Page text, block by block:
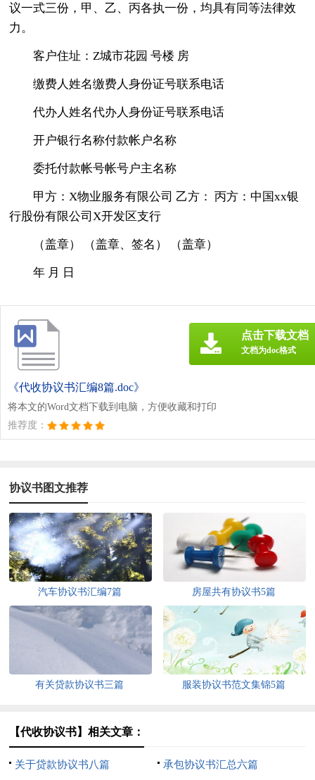
议一式三份，甲、乙、丙各执一份，均具有同等法律效
力。
客户住址：Z城市花园 号楼 房
缴费人姓名缴费人身份证号联系电话
代办人姓名代办人身份证号联系电话
开户银行名称付款帐户名称
委托付款帐号帐号户主名称
甲方：X物业服务有限公司 乙方： 丙方：中国xx银
行股份有限公司X开发区支行
（盖章） （盖章、签名） （盖章）
年 月 日
《代收协议书汇编8篇.doc》
将本文的Word文档下载到电脑，方便收藏和打印
推荐度：
点击下载文档
文档为doc格式
协议书图文推荐
汽车协议书汇编7篇 房屋共有协议书5篇
有关贷款协议书三篇 服装协议书范文集锦5篇
【代收协议书】相关文章：
关于贷款协议书八篇
承包协议书汇总六篇